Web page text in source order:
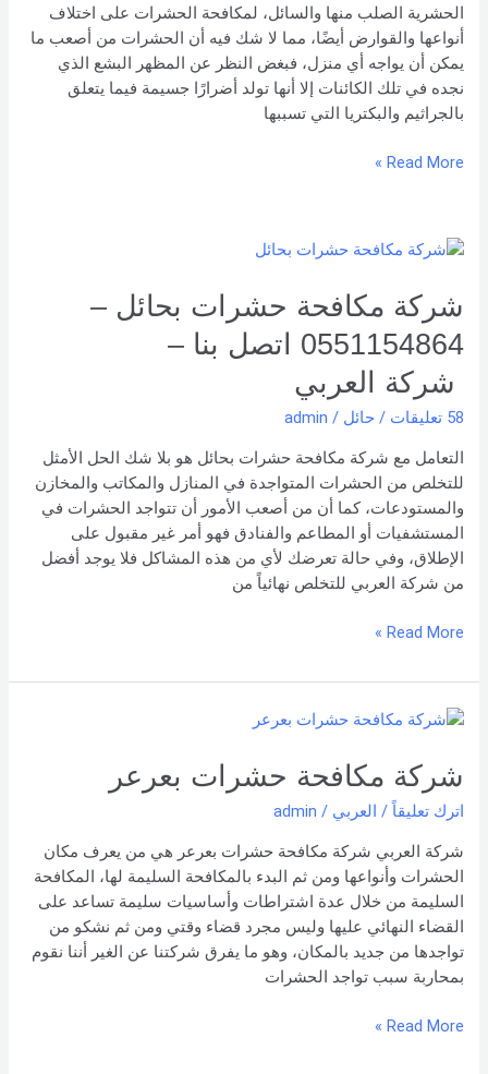
الحشرية الصلب منها والسائل، لمكافحة الحشرات على اختلاف
أنواعها والقوارض أيضًا، مما لا شك فيه أن الحشرات من أصعب ما
يمكن أن يواجه أي منزل، فبغض النظر عن المظهر البشع الذي
نجده في تلك الكائنات إلا أنها تولد أضرارًا جسيمة فيما يتعلق
بالجراثيم والبكتريا التي تسببها
Read More »
شركة مكافحة حشرات بحائل –
0551154864 اتصل بنا –
شركة العربي
58 تعليقات / حائل /
admin
التعامل مع شركة مكافحة حشرات بحائل هو بلا شك الحل الأمثل
للتخلص من الحشرات المتواجدة في المنازل والمكاتب والمخازن
والمستودعات، كما أن من أصعب الأمور أن تتواجد الحشرات في
المستشفيات أو المطاعم والفنادق فهو أمر غير مقبول على
الإطلاق، وفي حالة تعرضك لأي من هذه المشاكل فلا يوجد أفضل
من شركة العربي للتخلص نهائياً من
شركة
حشرات
بحائل
–
0551154864
اتصل
بنا –
شركة العربي
Read More »
شركة مكافحة حشرات بعرعر
اترك تعليقاً / العربي /
admin
شركة العربي شركة مكافحة حشرات بعرعر هي من يعرف مكان
الحشرات وأنواعها ومن ثم البدء بالمكافحة السليمة لها، المكافحة
السليمة من خلال عدة اشتراطات وأساسيات سليمة تساعد على
القضاء النهائي عليها وليس مجرد قضاء وقتي ومن ثم نشكو من
تواجدها من جديد بالمكان، وهو ما يفرق شركتنا عن الغير أننا نقوم
بمحاربة سبب تواجد الحشرات
شركة
حشرات
بعرعر
Read More »